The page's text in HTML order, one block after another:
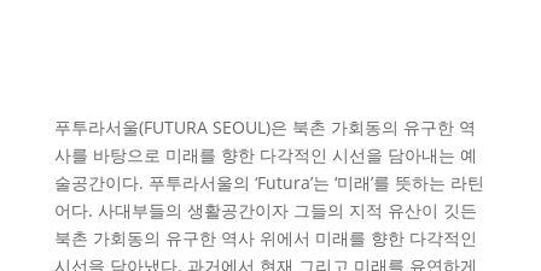
푸투라서울(FUTURA SEOUL)은 북촌 가회동의 유구한 역
사를 바탕으로 미래를 향한 다각적인 시선을 담아내는 예
술공간이다. 푸투라서울의 ‘Futura’는 ‘미래’를 뜻하는 라틴
어다. 사대부들의 생활공간이자 그들의 지적 유산이 깃든
북촌 가회동의 유구한 역사 위에서 미래를 향한 다각적인
시선을 담아냈다. 과거에서 현재 그리고 미래를 유연하게